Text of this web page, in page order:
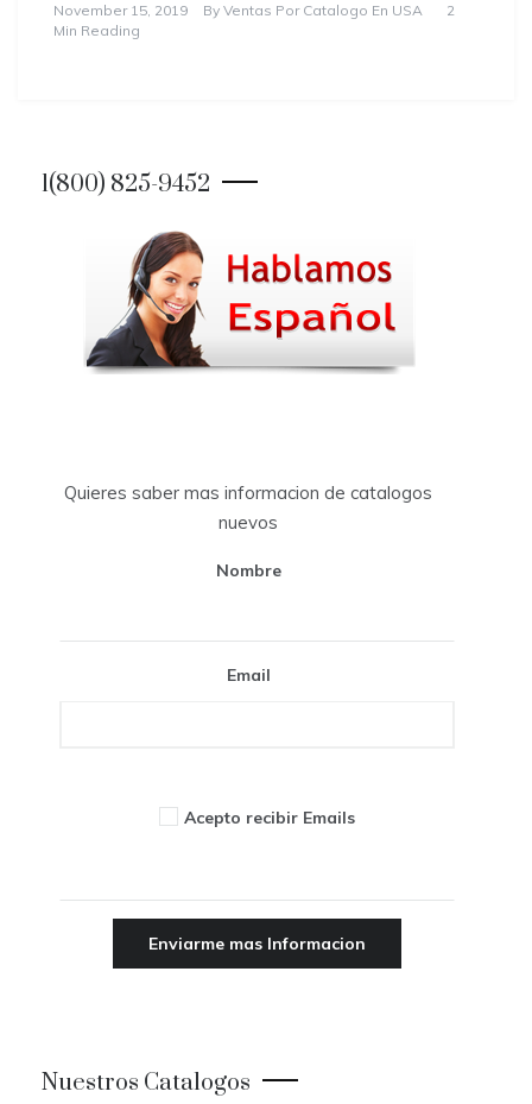
November 15, 2019 By Ventas Por Catalogo En USA
2
Min Reading
1(800) 825-9452
Quieres saber mas informacion de catalogos
nuevos
Nombre
Email
Acepto recibir Emails
Nuestros Catalogos